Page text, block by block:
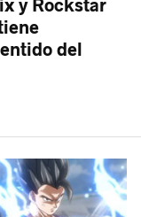
y Rockstar
del